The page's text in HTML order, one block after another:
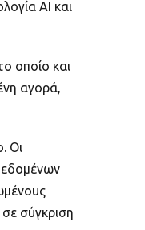
AI και
οποίο και
αγορά,
Οι
σύγκριση